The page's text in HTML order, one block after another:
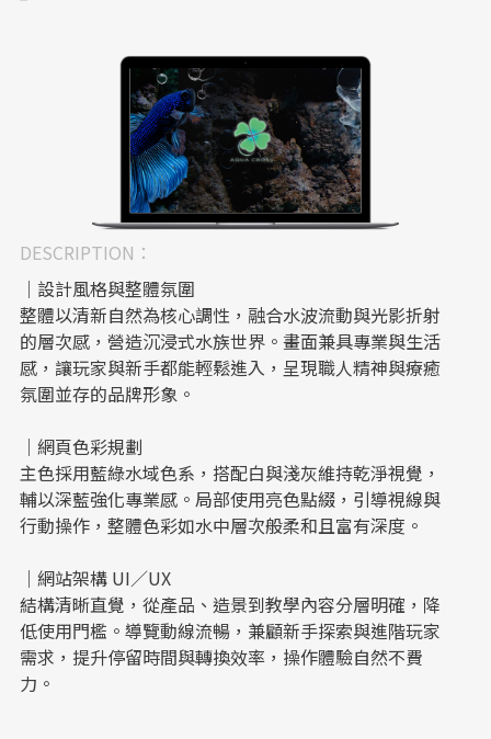
DESCRIPTION：
｜設計風格與整體氛圍
整體以清新自然為核心調性，融合水波流動與光影折射
的層次感，營造沉浸式水族世界。畫面兼具專業與生活
感，讓玩家與新手都能輕鬆進入，呈現職人精神與療癒
氛圍並存的品牌形象。
｜網頁色彩規劃
主色採用藍綠水域色系，搭配白與淺灰維持乾淨視覺，
輔以深藍強化專業感。局部使用亮色點綴，引導視線與
行動操作，整體色彩如水中層次般柔和且富有深度。
｜網站架構 UI／UX
結構清晰直覺，從產品、造景到教學內容分層明確，降
低使用門檻。導覽動線流暢，兼顧新手探索與進階玩家
需求，提升停留時間與轉換效率，操作體驗自然不費
力。